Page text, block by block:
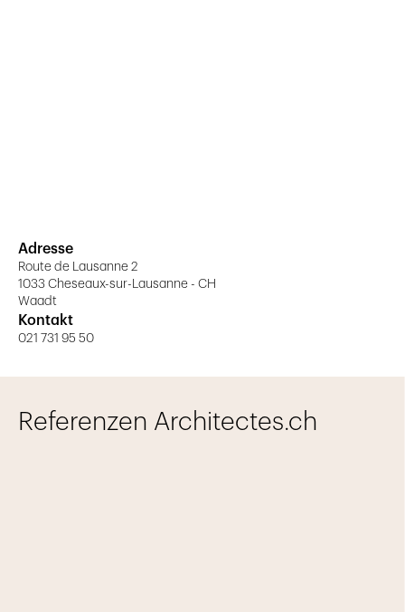
Adresse
Route de Lausanne 2
1033 Cheseaux-sur-Lausanne - CH
Waadt
Kontakt
021 731 95 50
Referenzen Architectes.ch